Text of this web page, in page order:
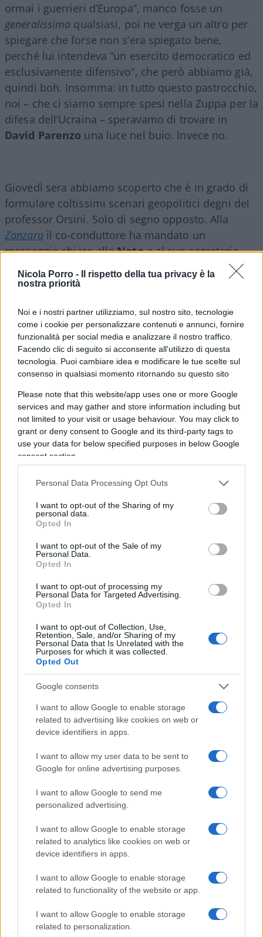
Nicola Porro -
Il rispetto della tua privacy è la
nostra priorità
Noi e i nostri partner utilizziamo, sul nostro sito, tecnologie
come i cookie per personalizzare contenuti e annunci, fornire
funzionalità per social media e analizzare il nostro traffico.
Facendo clic di seguito si acconsente all'utilizzo di questa
tecnologia. Puoi cambiare idea e modificare le tue scelte sul
consenso in qualsiasi momento ritornando su questo sito
Please note that this website/app uses one or more Google
services and may gather and store information including but
not limited to your visit or usage behaviour. You may click to
grant or deny consent to Google and its third-party tags to
use your data for below specified purposes in below Google
consent section.
Personal Data Processing Opt Outs
I want to opt-out of the Sharing of my
personal data.
Opted In
I want to opt-out of the Sale of my
Personal Data.
Opted In
I want to opt-out of processing my
Personal Data for Targeted Advertising.
Opted In
I want to opt-out of Collection, Use,
Retention, Sale, and/or Sharing of my
Personal Data that Is Unrelated with the
Purposes for which it was collected.
Opted Out
Google consents
I want to allow Google to enable storage
related to advertising like cookies on web or
device identifiers in apps.
I want to allow my user data to be sent to
Google for online advertising purposes.
I want to allow Google to send me
personalized advertising.
I want to allow Google to enable storage
related to analytics like cookies on web or
device identifiers in apps.
I want to allow Google to enable storage
related to functionality of the website or app.
I want to allow Google to enable storage
related to personalization.
ormai i guerrieri d’Europa”, manco fosse un
generalissimo qualsiasi, poi ne verga un altro per
spiegare che forse non s’era spiegato bene,
perché lui intendeva “un esercito democratico ed
esclusivamente difensivo”, che però abbiamo già,
quindi boh. Insomma: in tutto questo pastrocchio,
noi – che ci siamo sempre spesi nella Zuppa per la
difesa dell’Ucraina – speravamo di trovare in
David Parenzo una luce nel buio. Invece no.
Giovedì sera abbiamo scoperto che è in grado di
formulare coltissimi scenari geopolitici degni del
professor Orsini. Solo di segno opposto. Alla
Zanzarail co-conduttore ha mandato un
messaggio chiaro allaNatoe al suo segretario
generale: “Noi dovevamo invadere il confine russo
già tre anni fa: quello attacca e noi dovevamo
Atlantica”. Scaldate i cannoni, si parte.Altro che
riarmo: in confrontoUrsula von der Leyenè una
principiante. Una mezza calzetta. Invece delle
sanzioni, vai subito di missili; invece di spedire
armi a Kiev, muovi i tank; bando agli 800miliardi
per il ReArm-Ue, dona l’oro a Mark Rutte per
forgiare i proiettili per i soldati Nato. E poco
importa se l’Articolo 5, il rischio di un conflitto
mondiale, quel dettagliuccio delle bombe
atomiche.Noi dovevamo invadere il confine russo
scherzando. David, scherzavi: vero?
La vipera
#DAVID PARENZO
58
SEDUTE SATIRICHE